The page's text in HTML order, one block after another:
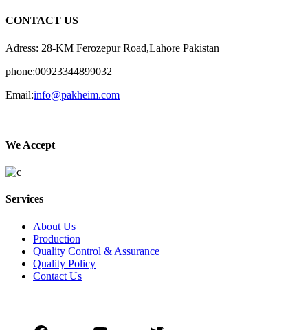
CONTACT US
Adress: 28-KM Ferozepur Road,Lahore Pakistan
phone:00923344899032
Email:info@pakheim.com
We Accept
Services
About Us
Production
Quality Control & Assurance
Quality Policy
Contact Us